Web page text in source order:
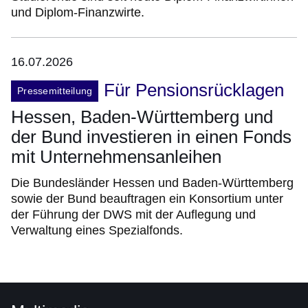
und Diplom-Finanzwirte.
16.07.2026
Pressemitteilung
Für Pensionsrücklagen
Hessen, Baden-Württemberg und
der Bund investieren in einen Fonds
mit Unternehmensanleihen
Die Bundesländer Hessen und Baden-Württemberg
sowie der Bund beauftragen ein Konsortium unter
der Führung der DWS mit der Auflegung und
Verwaltung eines Spezialfonds.